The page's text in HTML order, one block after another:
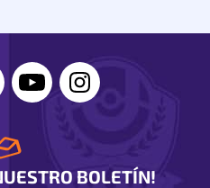
BOLETÍN!